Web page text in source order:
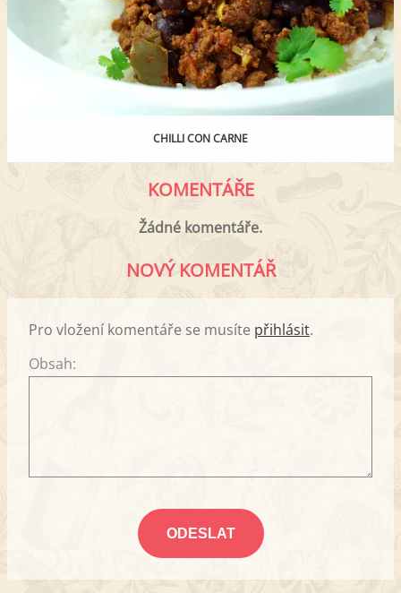
CHILLI CON CARNE
KOMENTÁŘE
Žádné komentáře.
NOVÝ KOMENTÁŘ
Pro vložení komentáře se musíte přihlásit.
Obsah: